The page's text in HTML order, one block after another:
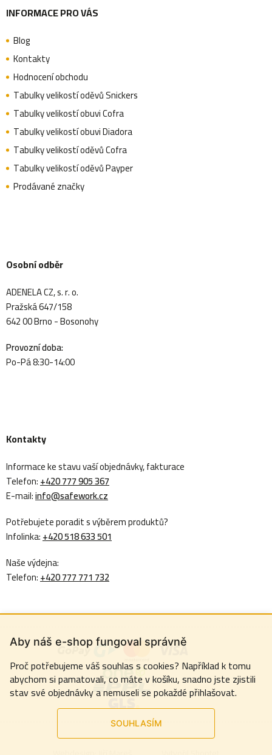
Aby náš e-shop fungoval správně
Proč potřebujeme váš souhlas s cookies? Například k tomu
abychom si pamatovali, co máte v košíku, snadno jste zjistili
stav své objednávky a nemuseli se pokaždé přihlašovat.
SOUHLASÍM
INFORMACE PRO VÁS
Blog
Kontakty
Hodnocení obchodu
Tabulky velikostí oděvů Snickers
Tabulky velikostí obuvi Cofra
Tabulky velikostí obuvi Diadora
Tabulky velikostí oděvů Cofra
Tabulky velikostí oděvů Payper
Prodávané značky
Osobní odběr
ADENELA CZ, s. r. o.
Pražská 647/158
642 00 Brno - Bosonohy
Provozní doba:
Po-Pá 8:30-14:00
Kontakty
Informace ke stavu vaší objednávky, fakturace
Telefon:+420 777 905 367
E-mail:info@safework.cz
Potřebujete poradit s výběrem produktů?
Infolinka:+420 518 633 501
Naše výdejna:
Telefon:+420 777 771 732